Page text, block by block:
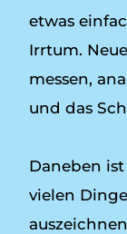
etwas
Irrtum.
messen,
und das
Daneben
vielen